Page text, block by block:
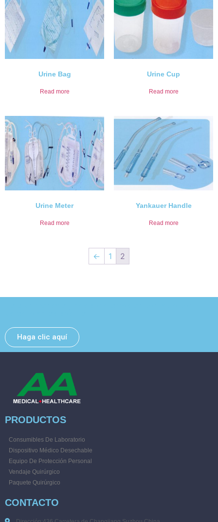
Urine Bag
Read more
Urine Cup
Read more
Urine Meter
Read more
Yankauer Handle
Read more
← 1 2
Haga clic aquí
PRODUCTOS
Consumibles De Laboratorio
Dispositivo Médico Desechable
Equipo De Protección Personal
Vendaje Quirúrgico
Paquete Quirúrgico
CONTACTO